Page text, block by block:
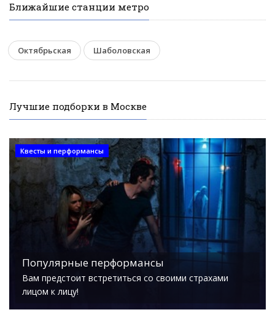
Ближайшие станции метро
Октябрьская Шаболовская
Лучшие подборки в Москве
Квесты и перформансы
Популярные перформансы
Вам предстоит встретиться со своими страхами
лицом к лицу!